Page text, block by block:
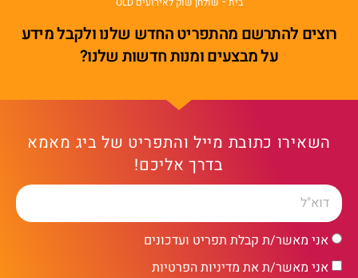
רוצים להתרשם מהתפריט החדש שלנו ולקבל מידע
על מבצעים ומנות חדשות שלנו?
השאירו כתובת מייל והתפריט של ביג מאמא
בדרך אליכם!
אני מאשר/ת קבלת תפריט ועדכונים
אני מאשר/ת את מדיניות הפרטיות